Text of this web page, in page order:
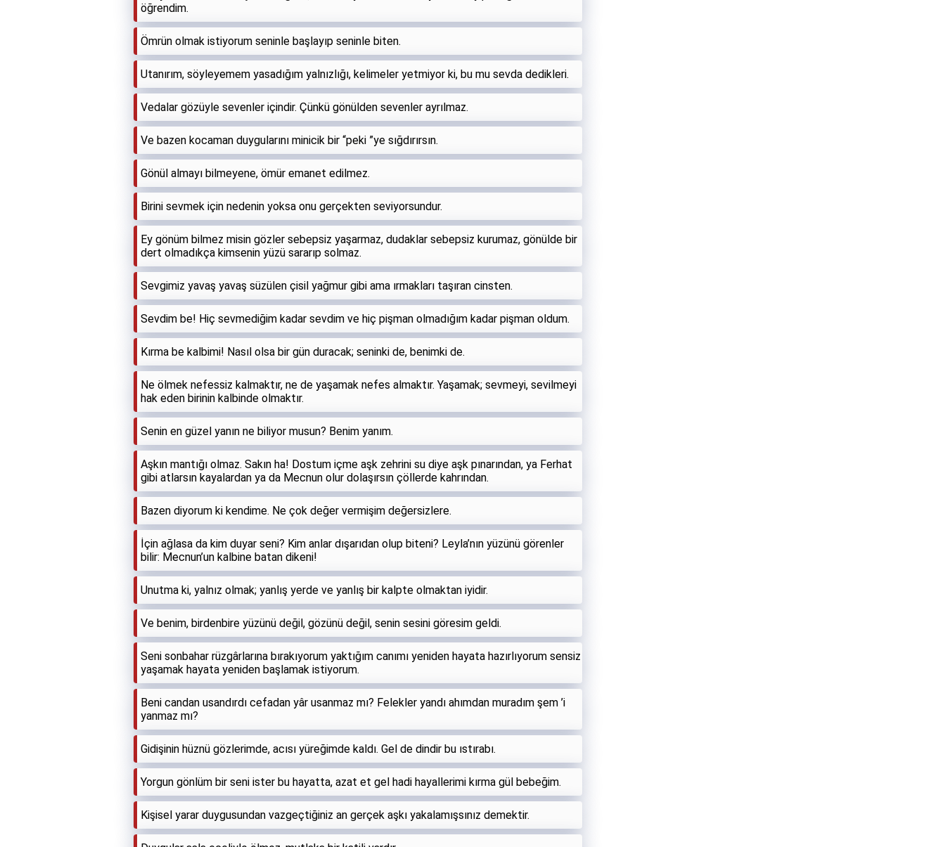
öğrendim.
Ömrün olmak istiyorum seninle başlayıp seninle biten.
Utanırım, söyleyemem yasadığım yalnızlığı, kelimeler yetmiyor ki, bu mu sevda dedikleri.
Vedalar gözüyle sevenler içindir. Çünkü gönülden sevenler ayrılmaz.
Ve bazen kocaman duygularını minicik bir “peki ”ye sığdırırsın.
Gönül almayı bilmeyene, ömür emanet edilmez.
Birini sevmek için nedenin yoksa onu gerçekten seviyorsundur.
Ey gönüm bilmez misin gözler sebepsiz yaşarmaz, dudaklar sebepsiz kurumaz, gönülde bir
dert olmadıkça kimsenin yüzü sararıp solmaz.
Sevgimiz yavaş yavaş süzülen çisil yağmur gibi ama ırmakları taşıran cinsten.
Sevdim be! Hiç sevmediğim kadar sevdim ve hiç pişman olmadığım kadar pişman oldum.
Kırma be kalbimi! Nasıl olsa bir gün duracak; seninki de, benimki de.
Ne ölmek nefessiz kalmaktır, ne de yaşamak nefes almaktır. Yaşamak; sevmeyi, sevilmeyi
hak eden birinin kalbinde olmaktır.
Senin en güzel yanın ne biliyor musun? Benim yanım.
Aşkın mantığı olmaz. Sakın ha! Dostum içme aşk zehrini su diye aşk pınarından, ya Ferhat
gibi atlarsın kayalardan ya da Mecnun olur dolaşırsın çöllerde kahrından.
Bazen diyorum ki kendime. Ne çok değer vermişim değersizlere.
İçin ağlasa da kim duyar seni? Kim anlar dışarıdan olup biteni? Leyla’nın yüzünü görenler
bilir: Mecnun’un kalbine batan dikeni!
Unutma ki, yalnız olmak; yanlış yerde ve yanlış bir kalpte olmaktan iyidir.
Ve benim, birdenbire yüzünü değil, gözünü değil, senin sesini göresim geldi.
Seni sonbahar rüzgârlarına bırakıyorum yaktığım canımı yeniden hayata hazırlıyorum sensiz
yaşamak hayata yeniden başlamak istiyorum.
Beni candan usandırdı cefadan yâr usanmaz mı? Felekler yandı ahımdan muradım şem ’i
yanmaz mı?
Gidişinin hüznü gözlerimde, acısı yüreğimde kaldı. Gel de dindir bu ıstırabı.
Yorgun gönlüm bir seni ister bu hayatta, azat et gel hadi hayallerimi kırma gül bebeğim.
Kişisel yarar duygusundan vazgeçtiğiniz an gerçek aşkı yakalamışsınız demektir.